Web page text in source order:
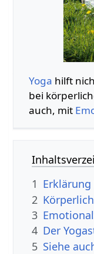
Yoga hilft
bei
auch, mit
1 Erklärung
2
3
4 Der
5 Siehe